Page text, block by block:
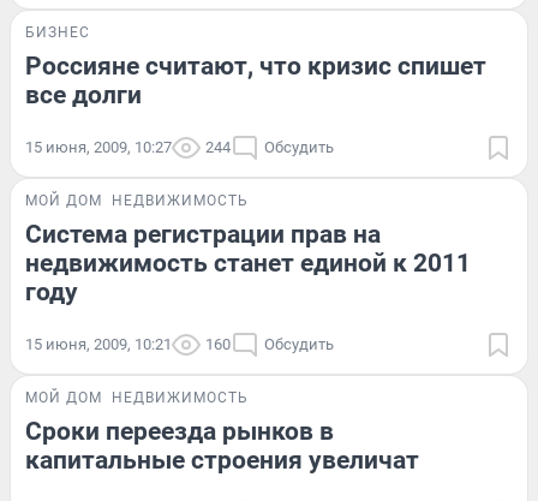
БИЗНЕС
Россияне считают, что кризис спишет
все долги
15 июня, 2009, 10:27 244 Обсудить
МОЙ ДОМ НЕДВИЖИМОСТЬ
Система регистрации прав на
недвижимость станет единой к 2011
году
15 июня, 2009, 10:21 160 Обсудить
МОЙ ДОМ НЕДВИЖИМОСТЬ
Сроки переезда рынков в
капитальные строения увеличат